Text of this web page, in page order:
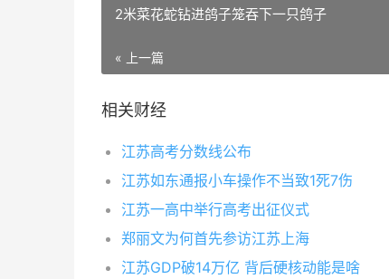
2米菜花蛇钻进鸽子笼吞下一只鸽子
« 上一篇
相关财经
江苏高考分数线公布
江苏如东通报小车操作不当致1死7伤
江苏一高中举行高考出征仪式
郑丽文为何首先参访江苏上海
江苏GDP破14万亿 背后硬核动能是啥